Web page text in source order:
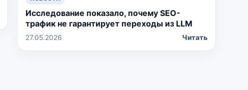
Исследование показало, почему SEO-
трафик не гарантирует переходы из LLM
27.05.2026 Читать